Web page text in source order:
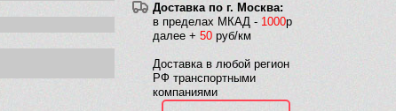
Доставка по г. Москва:
в пределах МКАД - 1000р
далее + 50 руб/км
Доставка в любой регион
РФ транспортными
компаниями